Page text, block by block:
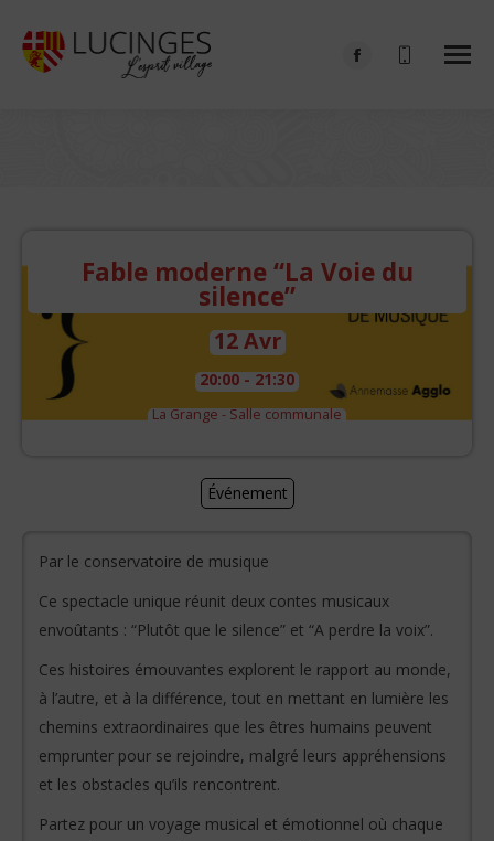
Facebook
Fable moderne “La Voie du
silence”
12 Avr
20:00 - 21:30
La Grange - Salle communale
Événement
Par le conservatoire de musique
Ce spectacle unique réunit deux contes musicaux
envoûtants : “Plutôt que le silence” et “A perdre la voix”.
Ces histoires émouvantes explorent le rapport au monde,
à l’autre, et à la différence, tout en mettant en lumière les
chemins extraordinaires que les êtres humains peuvent
emprunter pour se rejoindre, malgré leurs appréhensions
et les obstacles qu’ils rencontrent.
Partez pour un voyage musical et émotionnel où chaque